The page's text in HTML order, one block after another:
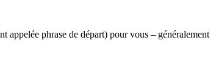
appelée phrase de départ) pour vous – généralement